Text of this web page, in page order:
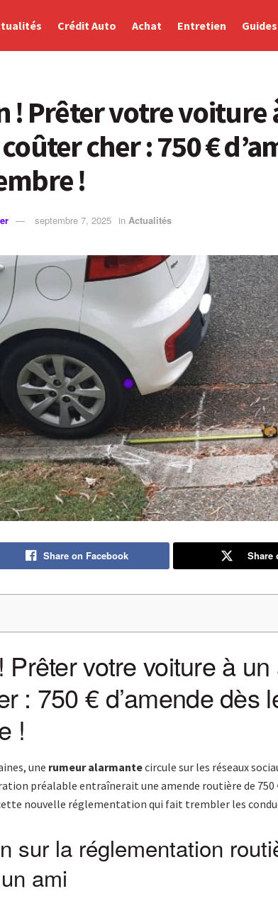
Crédit Auto Achat Entretien
! Prêter votre voiture
cher : 750 €
!
septembre 7, 2025 in Actualités
Share on Facebook Share
Prêter votre voiture à
: 750 € d’amende dès
!
une rumeur alarmantecircule sur les réseaux
préalable entraînerait une amende routière de 750
nouvelle réglementation qui fait trembler les
sur la réglementation
ami